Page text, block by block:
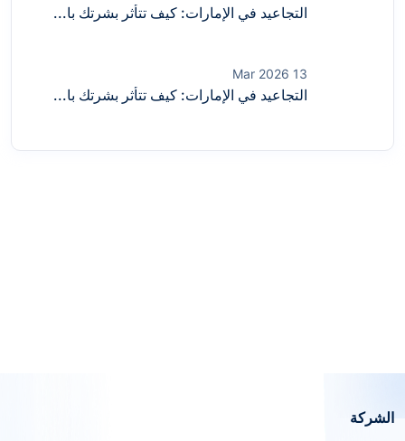
التجاعيد في الإمارات: كيف تتأثر بشرتك با...
13 Mar 2026
التجاعيد في الإمارات: كيف تتأثر بشرتك با...
الشركة